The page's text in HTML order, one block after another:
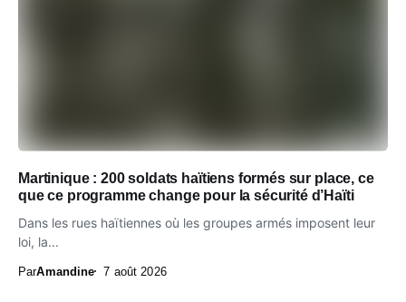
Martinique : 200 soldats haïtiens formés sur place, ce
que ce programme change pour la sécurité d’Haïti
Dans les rues haïtiennes où les groupes armés imposent leur
loi, la...
ParAmandine 7 août 2026